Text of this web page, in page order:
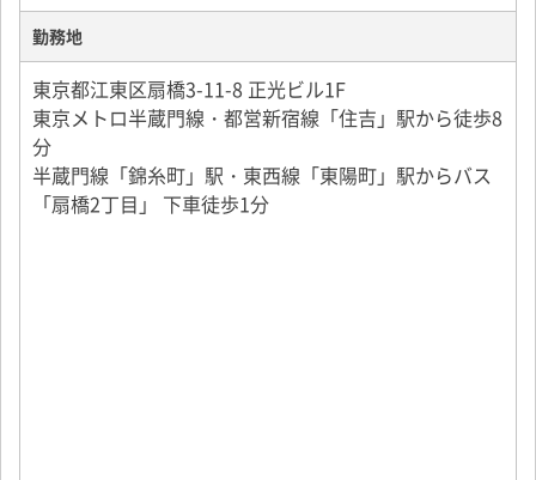
異業種からの転職も大歓迎！
弊社のドライバーに、特別な経験は必要ありません。
実際に活躍しているスタッフの前職は、コンビニ店
員、飲食店員、事務職、営業など、まさに十人十色。
新しいキャリアのスタートを、私たちが全力で支えま
す。
勤務地
東京都江東区扇橋3-11-8 正光ビル1F
東京メトロ半蔵門線・都営新宿線「住吉」駅から徒歩8
分
半蔵門線「錦糸町」駅・東西線「東陽町」駅からバス
「扇橋2丁目」 下車徒歩1分